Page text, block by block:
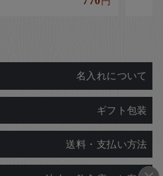
名入れについて
ギフト包装
送料・支払い方法